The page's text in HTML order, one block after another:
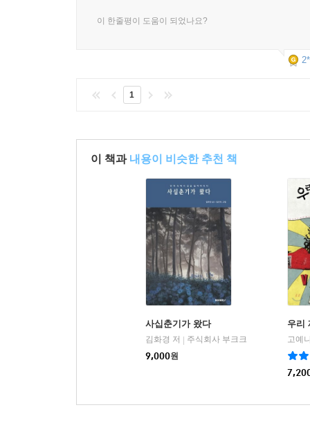
이 한줄평이 도움이 되었나요?
1
이 책과 내용이 비슷한 추천 책
사십춘기가 왔다
김화경 저 | 주식회사 부크크
9,000원
우리
고예